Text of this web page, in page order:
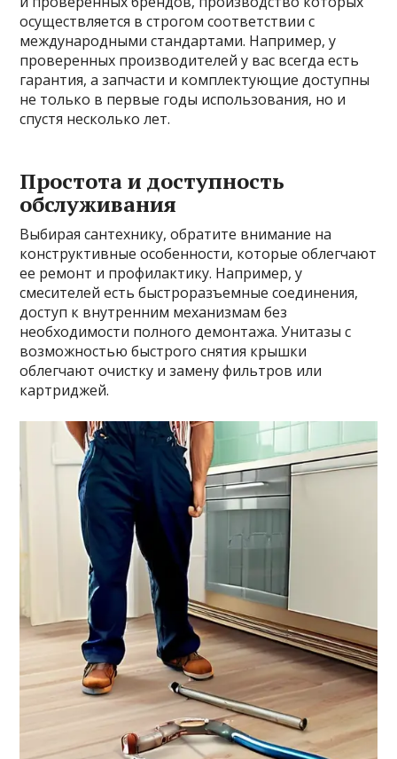
осуществляется в строгом соответствии с
международными стандартами. Например, у
проверенных производителей у вас всегда есть
гарантия, а запчасти и комплектующие доступны
не только в первые годы использования, но и
спустя несколько лет.
Простота и доступность
обслуживания
Выбирая сантехнику, обратите внимание на
конструктивные особенности, которые облегчают
ее ремонт и профилактику. Например, у
смесителей есть быстроразъемные соединения,
доступ к внутренним механизмам без
необходимости полного демонтажа. Унитазы с
возможностью быстрого снятия крышки
облегчают очистку и замену фильтров или
картриджей.